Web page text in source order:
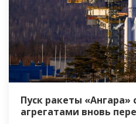
Пуск ракеты «Ангара»
агрегатами вновь